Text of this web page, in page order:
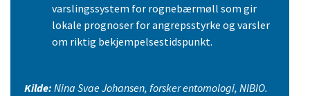
varslingssystem for rognebærmøll som gir
lokale prognoser for angrepsstyrke og varsler
om riktig bekjempelsestidspunkt.
Kilde: Nina Svae Johansen, forsker entomologi, NIBIO.